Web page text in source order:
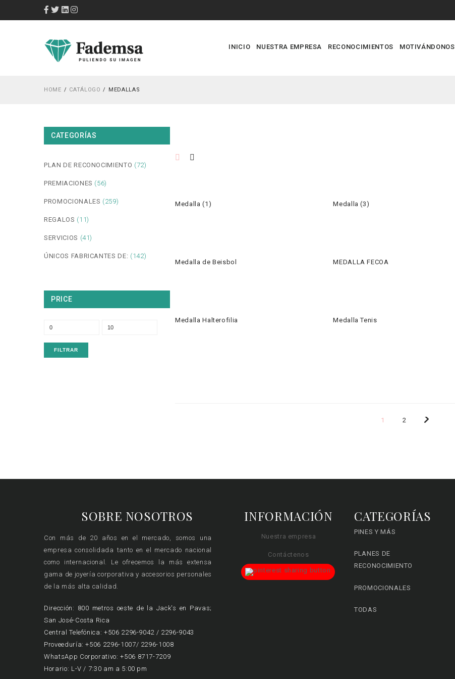
INICIO NUESTRA EMPRESA RECONOCIMIENTOS MOTIVÁNDONOS
HOME CATÁLOGO MEDALLAS
CATEGORÍAS
PLAN DE RECONOCIMIENTO (72)
PREMIACIONES (56)
PROMOCIONALES (259)
REGALOS (11)
SERVICIOS (41)
ÚNICOS FABRICANTES DE: (142)
PRICE
FILTRAR
Medalla (1) Medalla (3)
Medalla de Beisbol
MEDALLA FECOA
Medalla Halterofilia
Medalla Tenis
1 2
SOBRE NOSOTROS
Con más de 20 años en el mercado, somos una
empresa consolidada tanto en el mercado nacional
como internacional. Le ofrecemos la más extensa
gama de joyería corporativa y accesorios personales
de la más alta calidad.
Dirección: 800 metros oeste de la Jack's en Pavas;
San José-Costa Rica
Central Telefónica: +506 2296-9042 / 2296-9043
Proveeduría: +506 2296-1007/ 2296-1008
WhatsApp Corporativo: +506 8717-7209
Horario: L-V / 7:30 am a 5:00 pm
INFORMACIÓN
Nuestra empresa
Contáctenos
CATEGORÍAS
PINES Y MÁS
PLANES DE
RECONOCIMIENTO
PROMOCIONALES
TODAS